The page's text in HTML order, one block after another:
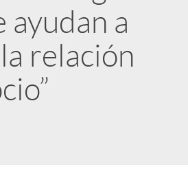
ayudan a
relación